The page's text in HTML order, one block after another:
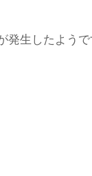
発生したよう